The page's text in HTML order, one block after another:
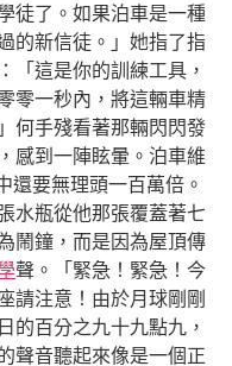
徒了。如果泊車是一種
的新信徒。」她指了指
「這是你的訓練工具，
零一秒內，將這輛車精
何手殘看著那輛閃閃發
感到一陣眩暈。泊車維
還要無理頭一百萬倍。
水瓶從他那張覆蓋著七
鬧鐘，而是因為屋頂傳
聲。「緊急！緊急！今
請注意！由於月球剛剛
的百分之九十九點九，
聲音聽起來像是一個正